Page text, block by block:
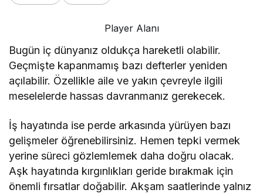
Player Alanı
Bugün iç dünyanız oldukça hareketli olabilir.
Geçmişte kapanmamış bazı defterler yeniden
açılabilir. Özellikle aile ve yakın çevreyle ilgili
meselelerde hassas davranmanız gerekecek.
İş hayatında ise perde arkasında yürüyen bazı
gelişmeler öğrenebilirsiniz. Hemen tepki vermek
yerine süreci gözlemlemek daha doğru olacak.
Aşk hayatında kırgınlıkları geride bırakmak için
önemli fırsatlar doğabilir. Akşam saatlerinde yalnız